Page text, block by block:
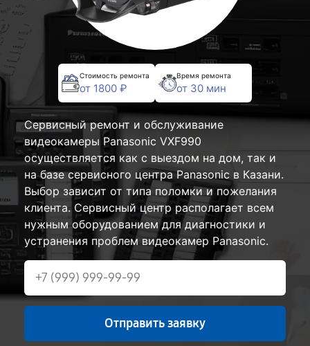
Стоимость ремонта
от 1800 ₽
Время ремонта
от 30 мин
Сервисный ремонт и обслуживание
видеокамеры Panasonic VXF990
осуществляется как с выездом на дом, так и
на базе сервисного центра Panasonic в Казани.
Выбор зависит от типа поломки и пожелания
клиента. Сервисный центр располагает всем
нужным оборудованием для диагностики и
устранения проблем видеокамер Panasonic.
Отправить заявку